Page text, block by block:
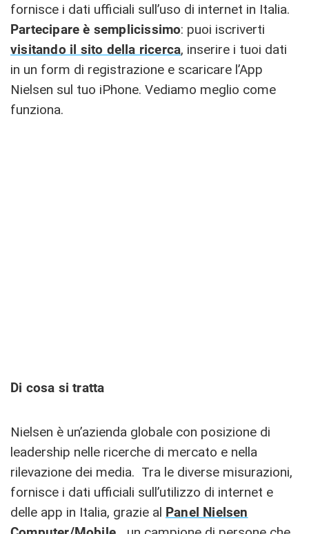
fornisce i dati ufficiali sull’uso di internet in Italia.
Partecipare è semplicissimo: puoi iscriverti
visitando il sito della ricerca, inserire i tuoi dati
in un form di registrazione e scaricare l’App
Nielsen sul tuo iPhone. Vediamo meglio come
funziona.
Di cosa si tratta
Nielsen è un’azienda globale con posizione di
leadership nelle ricerche di mercato e nella
rilevazione dei media. Tra le diverse misurazioni,
fornisce i dati ufficiali sull’utilizzo di internet e
delle app in Italia, grazie al Panel Nielsen